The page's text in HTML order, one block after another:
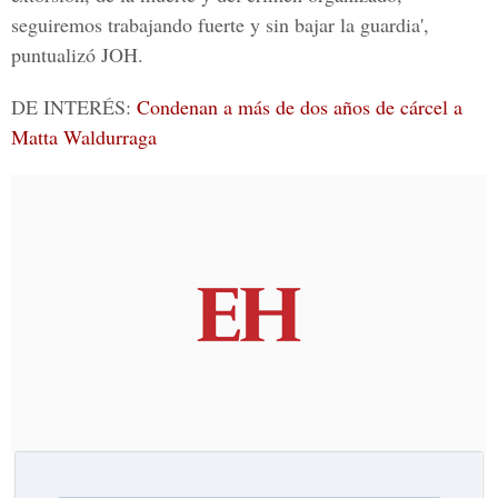
seguiremos trabajando fuerte y sin bajar la guardia',
puntualizó JOH.
DE INTERÉS: Condenan a más de dos años de cárcel a
Matta Waldurraga